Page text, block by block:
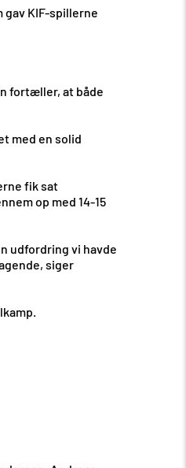
KIF-spillerne
fortæller, at både
med en solid
fik sat
op med 14-15
udfordring vi havde
siger